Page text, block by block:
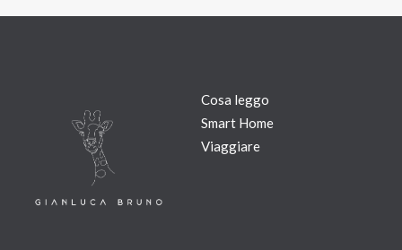
Cosa leggo
Smart Home
Viaggiare